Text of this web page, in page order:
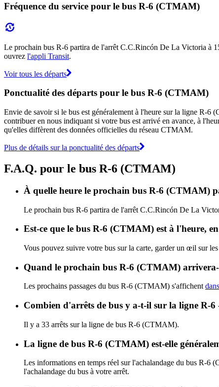
Fréquence du service pour le bus R-6 (CTMAM)
Le prochain bus R-6 partira de l'arrêt C.C.Rincón De La Victoria à
ouvrez l'appli Transit.
Voir tous les départs
Ponctualité des départs pour le bus R-6 (CTMAM)
Envie de savoir si le bus est généralement à l'heure sur la ligne R-6
contribuer en nous indiquant si votre bus est arrivé en avance, à
qu'elles diffèrent des données officielles du réseau CTMAM.
Plus de détails sur la ponctualité des départs
F.A.Q. pour le bus R-6 (CTMAM)
À quelle heure le prochain bus R-6 (CTMAM)
Le prochain bus R-6 partira de l'arrêt C.C.Rincón De La
Est-ce que le bus R-6 (CTMAM) est à l'heure,
Vous pouvez suivre votre bus sur la carte, garder un œil sur
Quand le prochain bus R-6 (CTMAM)
Les prochains passages du bus R-6 (CTMAM) s'affichent
Combien d'arrêts de bus y a-t-il sur la ligne R-
Il y a 33 arrêts sur la ligne de bus R-6 (CTMAM).
La ligne de bus R-6 (CTMAM) est-elle
Les informations en temps réel sur l'achalandage du bus R-6
l'achalandage du bus à votre arrêt.